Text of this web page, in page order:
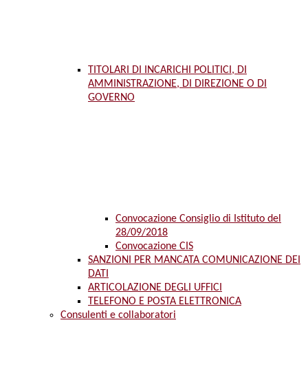
TITOLARI DI INCARICHI POLITICI, DI
AMMINISTRAZIONE, DI DIREZIONE O DI
GOVERNO
Convocazione Consiglio di Istituto del
28/09/2018
Convocazione CIS
SANZIONI PER MANCATA COMUNICAZIONE DEI
DATI
ARTICOLAZIONE DEGLI UFFICI
TELEFONO E POSTA ELETTRONICA
Consulenti e collaboratori